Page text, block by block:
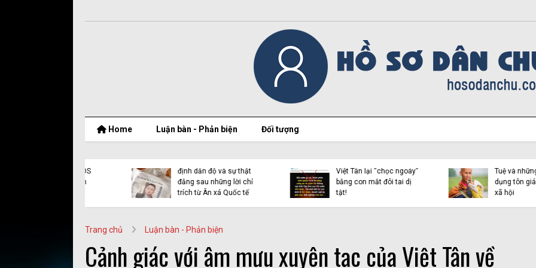
Home Luận bàn - Phản biện Đối tượng
định dẫn độ và sự thật
đằng sau những lời chỉ
trích từ Ân xá Quốc tế
Việt Tân lại “chọc ngoáy”
bằng con mắt đôi tai dị
tật!
Tuệ và những luận điệu
dụng tôn giáo trên
xã hội
Trang chủ Luận bàn - Phản biện
Cảnh giác với âm mưu xuyên tạc của Việt Tân về